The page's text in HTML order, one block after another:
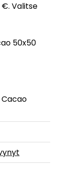
Valitse
50x50
Cacao